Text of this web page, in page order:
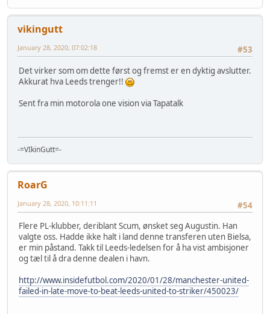
vikingutt
#53
January 28, 2020, 07:02:18
Det virker som om dette først og fremst er en dyktig avslutter.
Akkurat hva Leeds trenger!!
Sent fra min motorola one vision via Tapatalk
-=VIkinGutt=-
RoarG
#54
January 28, 2020, 10:11:11
Flere PL-klubber, deriblant Scum, ønsket seg Augustin. Han
valgte oss. Hadde ikke halt i land denne transferen uten Bielsa,
er min påstand. Takk til Leeds-ledelsen for å ha vist ambisjoner
og tæl til å dra denne dealen i havn.
http://www.insidefutbol.com/2020/01/28/manchester-united-
failed-in-late-move-to-beat-leeds-united-to-striker/450023/